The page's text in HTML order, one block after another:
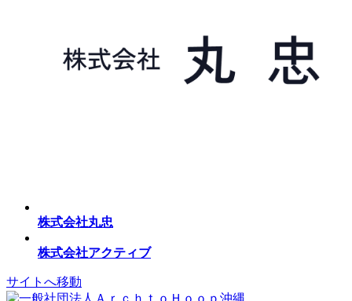
株式会社丸忠
株式会社アクティブ
サイトへ移動